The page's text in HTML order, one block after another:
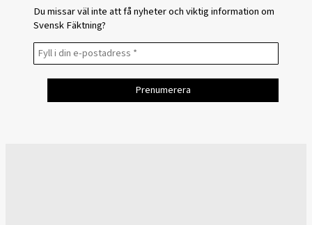
Du missar väl inte att få nyheter och viktig information om
Svensk Fäktning?